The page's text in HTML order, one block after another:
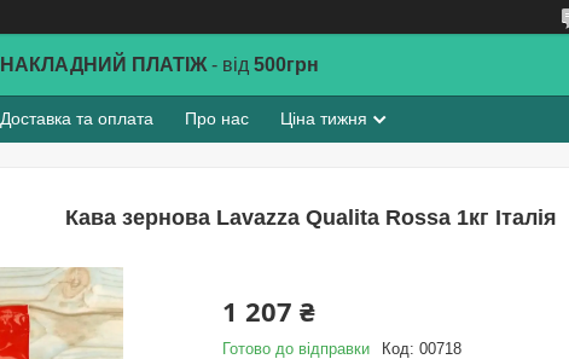
НАКЛАДНИЙ ПЛАТІЖ - від 500грн
Доставка та оплата Про нас Ціна тижня
Кава зернова Lavazza Qualita Rossa 1кг Італія
1 207 ₴
Готово до відправки Код: 00718